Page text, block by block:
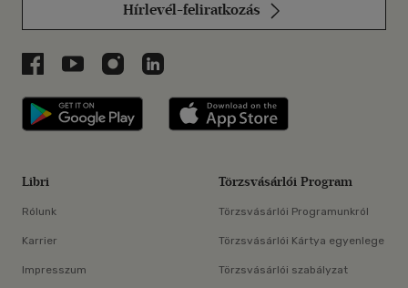
Hírlevél-feliratkozás
Libri a Facebookon
Libri a Youtube-on
Libri az Instagramon
Libri a LinkedInen
Libri applikáció Szerezd meg: Google
Libri
Rólunk
Karrier
Impresszum
Törzsvásárlói Program
Törzsvásárlói Programunkról
Törzsvásárlói Kártya egyenlege
Törzsvásárlói szabályzat